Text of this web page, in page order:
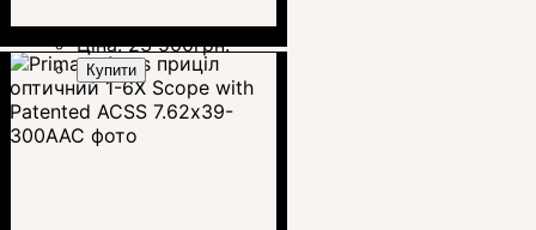
Ціна:23 500грн.
Купити